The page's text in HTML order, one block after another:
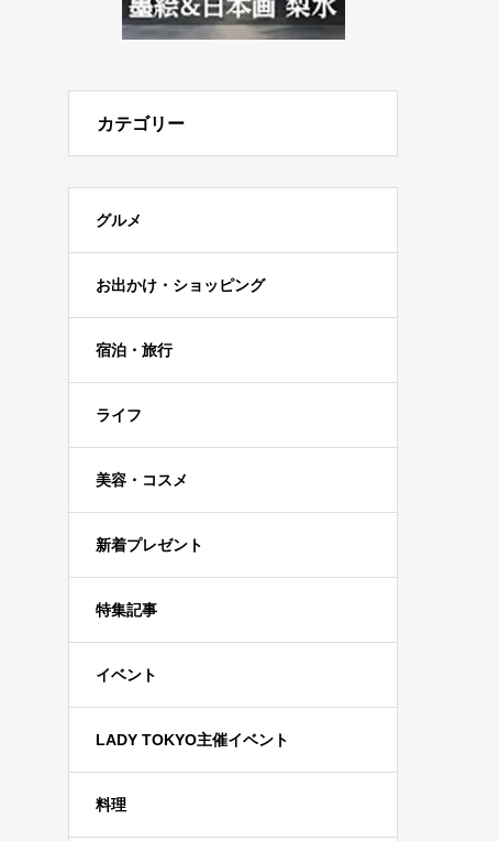
カテゴリー
グルメ
お出かけ・ショッピング
宿泊・旅行
ライフ
美容・コスメ
新着プレゼント
特集記事
イベント
LADY TOKYO主催イベント
料理